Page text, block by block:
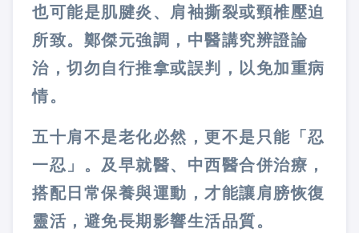
也可能是肌腱炎、肩袖撕裂或頸椎壓迫
所致。鄭傑元強調，中醫講究辨證論
治，切勿自行推拿或誤判，以免加重病
情。
五十肩不是老化必然，更不是只能「忍
一忍」。及早就醫、中西醫合併治療，
搭配日常保養與運動，才能讓肩膀恢復
靈活，避免長期影響生活品質。